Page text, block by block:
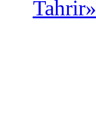
Tahrir»